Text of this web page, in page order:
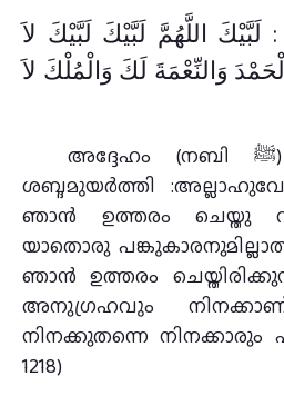
لَبَّيْكَ اللَّهُمَّ لَبَّيْكَ لَبَّيْكَ لاَ
وَالنِّعْمَةَ لَكَ وَالْمُلْكَ لاَ
അദ്ദേഹം (നബി ﷺ) തൗഹീദ് കൊണ്ട്
ശബ്ദമുയർത്തി :അല്ലാഹുവേ,
ഞാന്‍ ഉത്തരം ചെയ്തു
യാതൊരു
ഞാന്‍ ഉത്തരം
അനുഗ്രഹവും
നിനക്കുതന്നെ നിനക്കാരും
1218)